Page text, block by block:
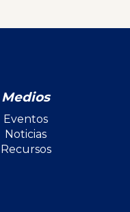
Medios
Eventos
Noticias
Recursos